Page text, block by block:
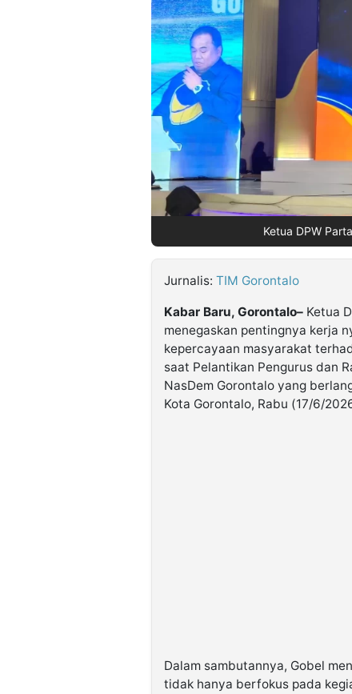
Ketua DPW
Jurnalis: TIM Gorontalo
Kabar Baru, Gorontalo– Ketua
menegaskan pentingnya kerja
kepercayaan masyarakat
saat Pelantikan Pengurus dan
NasDem Gorontalo yang
Kota Gorontalo, Rabu (17/6/
Dalam sambutannya, Gobel
tidak hanya berfokus pada